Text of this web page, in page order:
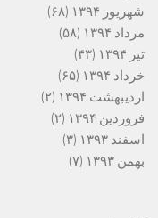
شهریور ۱۳۹۴
(۶۸)
مرداد ۱۳۹۴
(۵۸)
تیر ۱۳۹۴
(۴۳)
خرداد ۱۳۹۴
(۶۵)
اردیبهشت ۱۳۹۴
(۲)
فروردین ۱۳۹۴
(۲)
اسفند ۱۳۹۳
(۳)
بهمن ۱۳۹۳
(۷)